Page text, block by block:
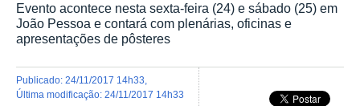
Evento acontece nesta sexta-feira (24) e sábado (25) em
João Pessoa e contará com plenárias, oficinas e
apresentações de pôsteres
publicado: 24/11/2017 14h33
última modificação: 24/11/2017 14h33